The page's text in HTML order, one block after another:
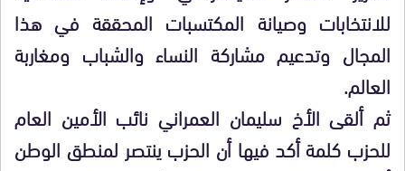
للانتخابات وصيانة المكتسبات المحققة في هذا
المجال وتدعيم مشاركة النساء والشباب ومغاربة
العالم.
ثم ألقى الأخ سليمان العمراني نائب الأمين العام
للحزب كلمة أكد فيها أن الحزب ينتصر لمنطق الوطن